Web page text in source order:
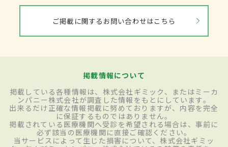
ご掲載に関するお問い合わせはこちら
掲載情報について
掲載している各種情報は、株式会社ギミック、またはミーカ
ンパニー株式会社が調査した情報をもとにしています。
出来るだけ正確な情報掲載に努めておりますが、内容を完全
に保証するものではありません。
掲載されている医療機関へ受診を希望される場合は、事前に
必ず該当の医療機関に直接ご確認ください。
当サービスによって生じた損害について、株式会社ギミッ